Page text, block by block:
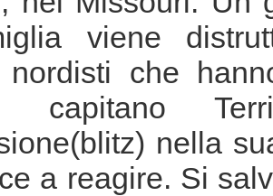
viene
nordisti che
capitano
nella
a reagire. Si